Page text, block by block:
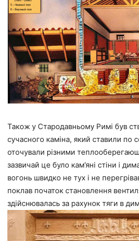
Також у Стародавньому Римі був
сучасного каміна, який ставили по
оточували різними
зазвичай це було кам’яні стіни і
вогонь швидко не тух і не
поклав початок становлення
здійснювалась за рахунок тяги в